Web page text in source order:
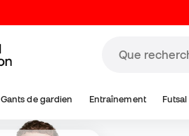
Gants de gardien Entraînement Futsal